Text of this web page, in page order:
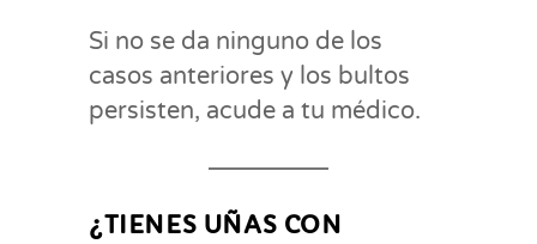
Si no se da ninguno de los
casos anteriores y los bultos
persisten, acude a tu médico.
¿TIENES UÑAS CON